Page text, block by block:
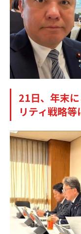
21日、年末
リティ戦略